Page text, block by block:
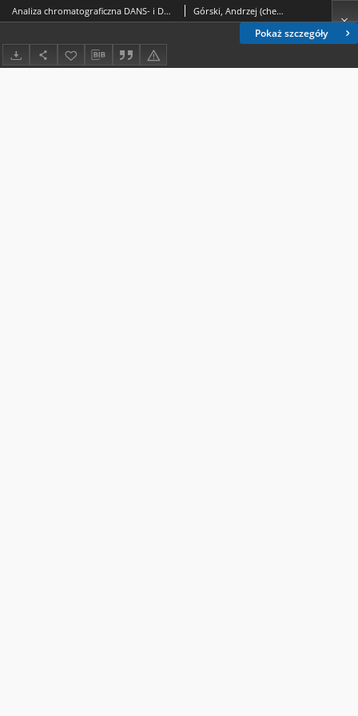
Pokaż szczegóły
Analiza chromatograficzna DANS- i DABS-pochodnych niektórych aminokwasów niebiałkowych Górski, Andrzej (chemia kliniczna); Iskierko, Jerzy (1927- ); Kanadys-Sobieraj, Barbara